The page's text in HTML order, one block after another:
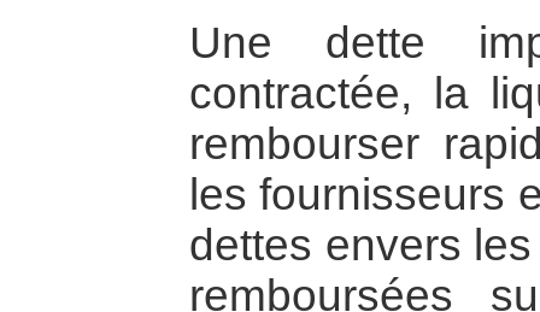
Une dette
contractée, la
rembourser
les fournisseurs
dettes envers
remboursées